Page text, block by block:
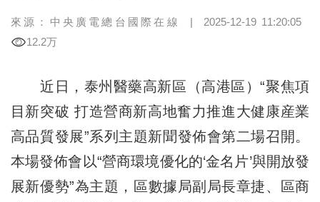
來源：中央廣電總台國際在線 | 2025-12-19 11:20:05
12.2万
近日，泰州醫藥高新區（高港區）“聚焦項
目新突破 打造營商新高地奮力推進大健康産業
高品質發展”系列主題新聞發佈會第二場召開。
本場發佈會以“營商環境優化的‘金名片’與開放發
展新優勢”為主題，區數據局副局長章捷、區商